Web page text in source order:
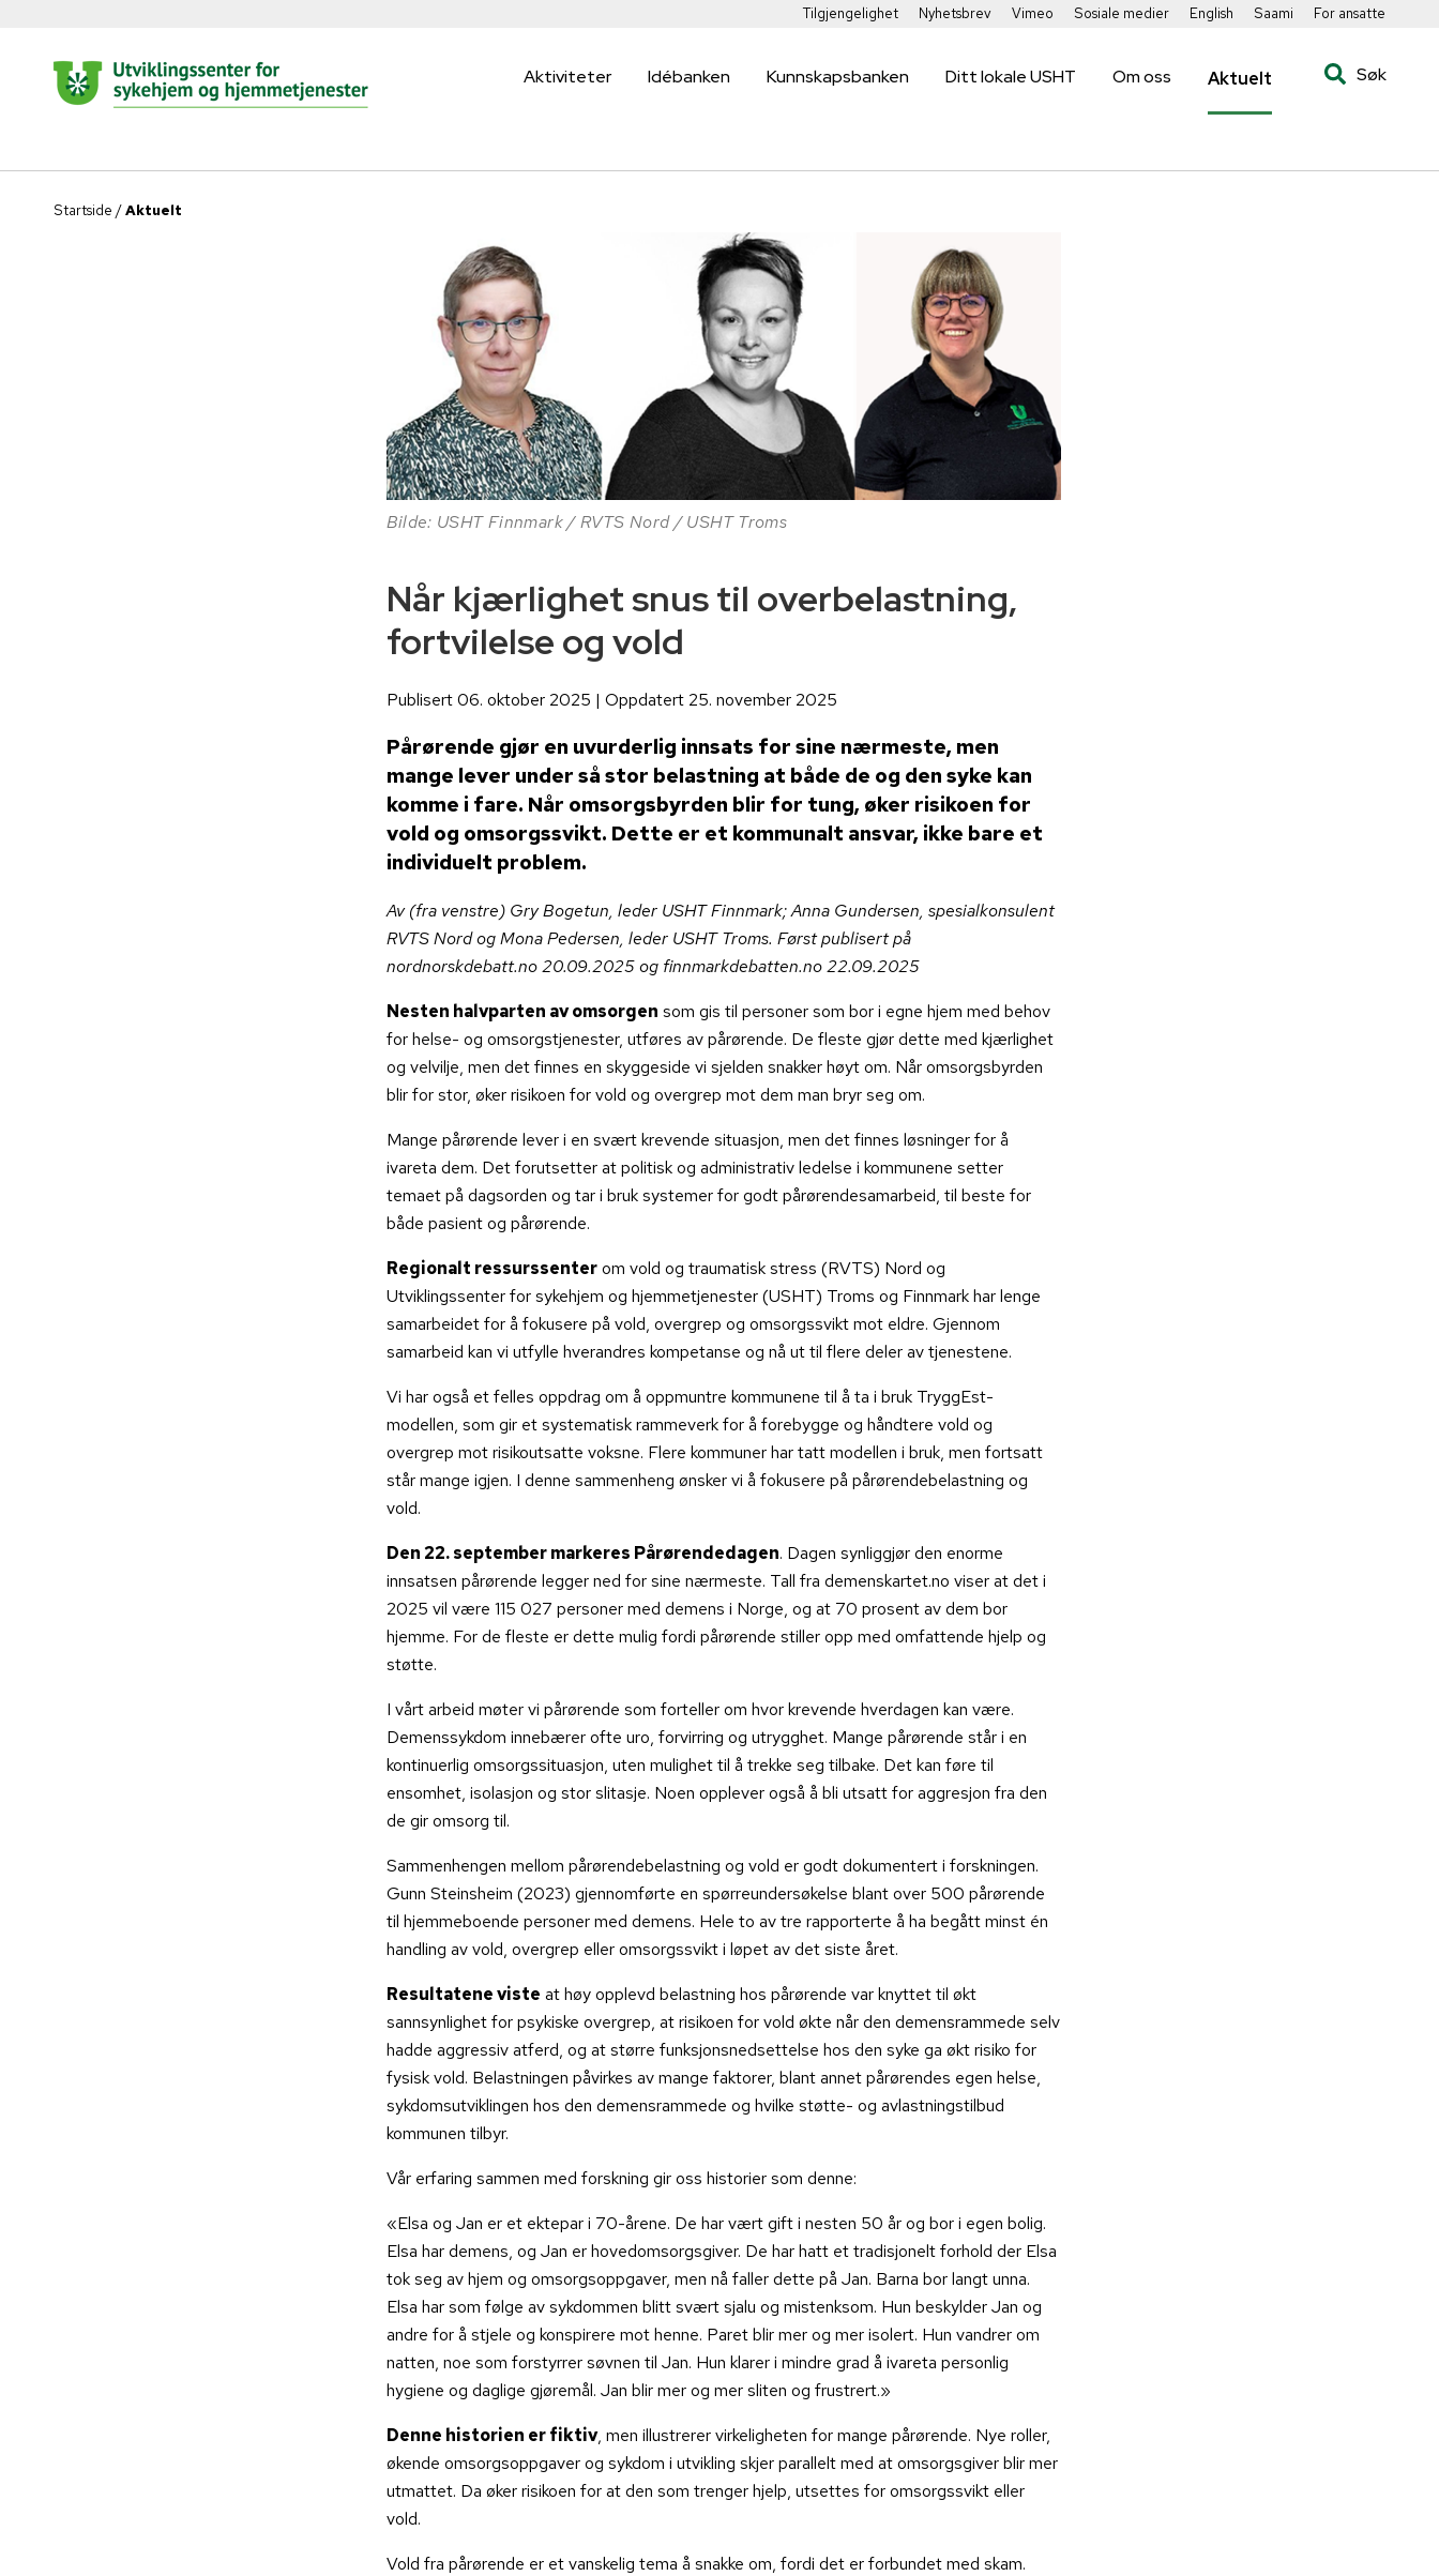
Tilgjengelighet Nyhetsbrev Vimeo Sosiale medier English Saami For ansatte
Aktiviteter Idébanken Kunnskapsbanken Ditt lokale USHT Om oss Aktuelt Søk
Startside /Aktuelt
Bilde: USHT Finnmark / RVTS Nord / USHT Troms
Når kjærlighet snus til overbelastning,
fortvilelse og vold
Publisert 06. oktober 2025 | Oppdatert 25. november 2025
Pårørende gjør en uvurderlig innsats for sine nærmeste, men
mange lever under så stor belastning at både de og den syke kan
komme i fare. Når omsorgsbyrden blir for tung, øker risikoen for
vold og omsorgssvikt. Dette er et kommunalt ansvar, ikke bare et
individuelt problem.
Av (fra venstre) Gry Bogetun, leder USHT Finnmark; Anna Gundersen, spesialkonsulent
RVTS Nord og Mona Pedersen, leder USHT Troms. Først publisert på
nordnorskdebatt.no 20.09.2025 og finnmarkdebatten.no 22.09.2025
Nesten halvparten av omsorgen som gis til personer som bor i egne hjem med behov
for helse- og omsorgstjenester, utføres av pårørende. De fleste gjør dette med kjærlighet
og velvilje, men det finnes en skyggeside vi sjelden snakker høyt om. Når omsorgsbyrden
blir for stor, øker risikoen for vold og overgrep mot dem man bryr seg om.
Mange pårørende lever i en svært krevende situasjon, men det finnes løsninger for å
ivareta dem. Det forutsetter at politisk og administrativ ledelse i kommunene setter
temaet på dagsorden og tar i bruk systemer for godt pårørendesamarbeid, til beste for
både pasient og pårørende.
Regionalt ressurssenterom vold og traumatisk stress (RVTS) Nord og
Utviklingssenter for sykehjem og hjemmetjenester (USHT) Troms og Finnmark har lenge
samarbeidet for å fokusere på vold, overgrep og omsorgssvikt mot eldre. Gjennom
samarbeid kan vi utfylle hverandres kompetanse og nå ut til flere deler av tjenestene.
Vi har også et felles oppdrag om å oppmuntre kommunene til å ta i bruk TryggEst-
modellen, som gir et systematisk rammeverk for å forebygge og håndtere vold og
overgrep mot risikoutsatte voksne. Flere kommuner har tatt modellen i bruk, men fortsatt
står mange igjen. I denne sammenheng ønsker vi å fokusere på pårørendebelastning og
vold.
Den 22. september markeres Pårørendedagen. Dagen synliggjør den enorme
innsatsen pårørende legger ned for sine nærmeste. Tall fra demenskartet.no viser at det i
2025 vil være 115 027 personer med demens i Norge, og at 70 prosent av dem bor
hjemme. For de fleste er dette mulig fordi pårørende stiller opp med omfattende hjelp og
støtte.
I vårt arbeid møter vi pårørende som forteller om hvor krevende hverdagen kan være.
Demenssykdom innebærer ofte uro, forvirring og utrygghet. Mange pårørende står i en
kontinuerlig omsorgssituasjon, uten mulighet til å trekke seg tilbake. Det kan føre til
ensomhet, isolasjon og stor slitasje. Noen opplever også å bli utsatt for aggresjon fra den
de gir omsorg til.
Sammenhengen mellom pårørendebelastning og vold er godt dokumentert i forskningen.
Gunn Steinsheim (2023) gjennomførte en spørreundersøkelse blant over 500 pårørende
til hjemmeboende personer med demens. Hele to av tre rapporterte å ha begått minst én
handling av vold, overgrep eller omsorgssvikt i løpet av det siste året.
Resultatene viste at høy opplevd belastning hos pårørende var knyttet til økt
sannsynlighet for psykiske overgrep, at risikoen for vold økte når den demensrammede selv
hadde aggressiv atferd, og at større funksjonsnedsettelse hos den syke ga økt risiko for
fysisk vold. Belastningen påvirkes av mange faktorer, blant annet pårørendes egen helse,
sykdomsutviklingen hos den demensrammede og hvilke støtte- og avlastningstilbud
kommunen tilbyr.
Vår erfaring sammen med forskning gir oss historier som denne:
«Elsa og Jan er et ektepar i 70-årene. De har vært gift i nesten 50 år og bor i egen bolig.
Elsa har demens, og Jan er hovedomsorgsgiver. De har hatt et tradisjonelt forhold der Elsa
tok seg av hjem og omsorgsoppgaver, men nå faller dette på Jan. Barna bor langt unna.
Elsa har som følge av sykdommen blitt svært sjalu og mistenksom. Hun beskylder Jan og
andre for å stjele og konspirere mot henne. Paret blir mer og mer isolert. Hun vandrer om
natten, noe som forstyrrer søvnen til Jan. Hun klarer i mindre grad å ivareta personlig
hygiene og daglige gjøremål. Jan blir mer og mer sliten og frustrert.»
Denne historien er fiktiv, men illustrerer virkeligheten for mange pårørende. Nye roller,
økende omsorgsoppgaver og sykdom i utvikling skjer parallelt med at omsorgsgiver blir mer
utmattet. Da øker risikoen for at den som trenger hjelp, utsettes for omsorgssvikt eller
vold.
Vold fra pårørende er et vanskelig tema å snakke om, fordi det er forbundet med skam.